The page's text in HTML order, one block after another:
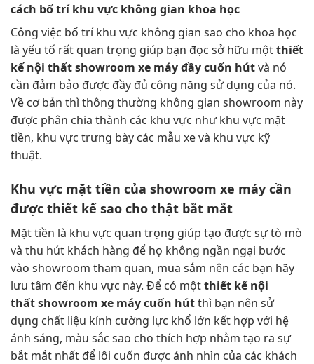
cách bố trí khu vực không gian khoa học
Công việc bố trí khu vực không gian sao cho khoa học
là yếu tố rất quan trọng giúp bạn đọc sở hữu mộtthiết
kế nội thất showroom xe máy đầy cuốn hútvà nó
cần đảm bảo được đầy đủ công năng sử dụng của nó.
Về cơ bản thì thông thường không gian showroom này
được phân chia thành các khu vực như khu vực mặt
tiền, khu vực trưng bày các mẫu xe và khu vực kỹ
thuật.
Khu vực mặt tiền của showroom xe máy cần
được thiết kế sao cho thật bắt mắt
Mặt tiền là khu vực quan trọng giúp tạo được sự tò mò
và thu hút khách hàng để họ không ngần ngại bước
vào showroom tham quan, mua sắm nên các bạn hãy
lưu tâm đến khu vực này. Để có mộtthiết kế nội
thất showroom xe máy cuốn hútthì bạn nên sử
dụng chất liệu kính cường lực khổ lớn kết hợp với hệ
ánh sáng, màu sắc sao cho thích hợp nhằm tạo ra sự
bắt mắt nhất để lôi cuốn được ánh nhìn của các khách